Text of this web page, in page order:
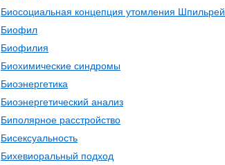
Биосоциальная концепция утомления
Биофил
Биофилия
Биохимические синдромы
Биоэнергетика
Биоэнергетический анализ
Биполярное расстройство
Бисексуальность
Бихевиоральный подход